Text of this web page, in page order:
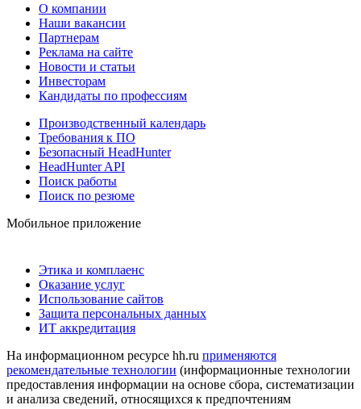
О компании
Наши вакансии
Партнерам
Реклама на сайте
Новости и статьи
Инвесторам
Кандидаты по профессиям
Производственный календарь
Требования к ПО
Безопасный HeadHunter
HeadHunter API
Поиск работы
Поиск по резюме
Мобильное приложение
Этика и комплаенс
Оказание услуг
Использование сайтов
Защита персональных данных
ИТ аккредитация
На информационном ресурсе hh.ru применяются
рекомендательные технологии (информационные технологии
предоставления информации на основе сбора, систематизации
и анализа сведений, относящихся к предпочтениям